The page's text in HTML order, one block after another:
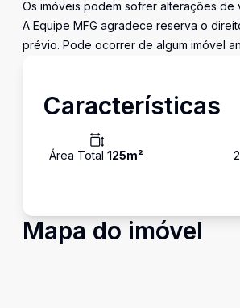
Os imóveis podem sofrer alterações de
A Equipe MFG agradece reserva o
prévio. Pode ocorrer de algum imóvel
Características
Área Total 125m² 2
Mapa do imóvel